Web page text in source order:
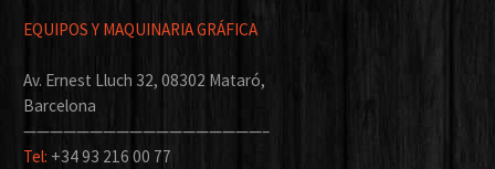
EQUIPOS Y MAQUINARIA GRÁFICA
Av. Ernest Lluch 32, 08302 Mataró,
Barcelona
——————————————————–
Tel: +34 93 216 00 77